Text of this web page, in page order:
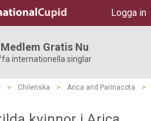
Logga in
Gratis Nu
internationella singlar
> Chilenska > Arica and Parinacota
>